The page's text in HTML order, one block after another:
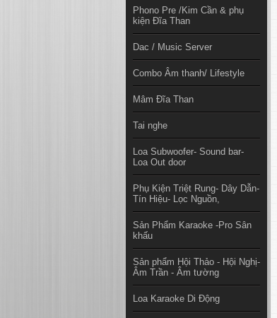
Phono Pre /Kim Cần & phụ
kiện Đĩa Than
Dac / Music Server
Combo Âm thanh/ Lifestyle
Mâm Đĩa Than
Tai nghe
Loa Subwoofer- Sound bar-
Loa Out door
Phụ Kiện Triệt Rung- Dây Dẫn-
Tín Hiệu- Lọc Nguồn,
Sản Phẩm Karaoke -Pro Sân
khấu
Sản phẩm Hội Thảo - Hội Nghị-
Âm Trần - Âm tường
Loa Karaoke Di Động